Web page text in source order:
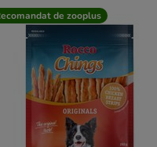
product items have been changed
de zooplus